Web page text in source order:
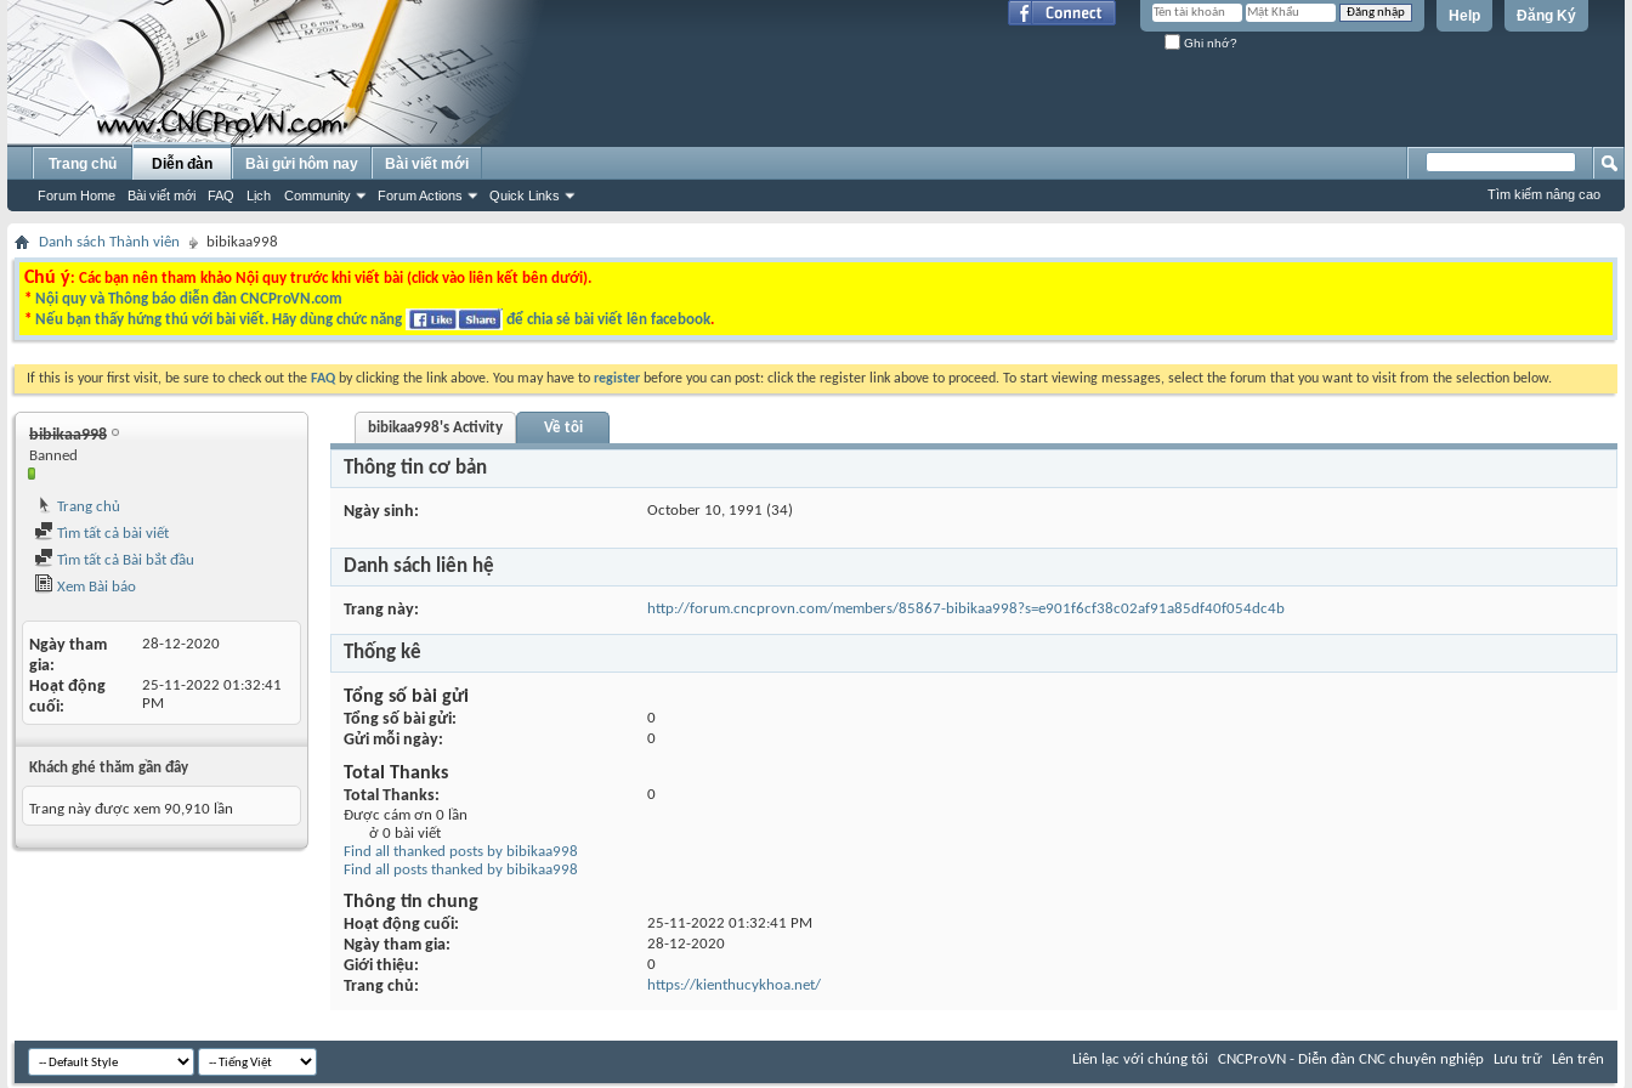
Đăng Ký
Help
Ghi nhớ?
Trang chủ Diễn đàn
Forum Home Bài viết mới FAQ Lịch Community Forum Actions Quick Links
Bài gửi hôm nay Bài viết mới
Tìm kiếm nâng cao
Danh sách Thành viên bibikaa998
Chú ý: Các bạn nên tham khảo Nội quy trước khi viết bài (click vào liên kết bên dưới).
* Nội quy và Thông báo diễn đàn CNCProVN.com
* Nếu bạn thấy hứng thú với bài viết. Hãy dùng chức năng để chia sẻ bài viết lên facebook.
If this is your first visit, be sure to check out the FAQ by clicking the link above. You may have to register before you can post: click the register link above to proceed. To start viewing messages, select the forum that you want to visit from the selection below.
bibikaa998
Banned
Trang chủ
Tìm tất cả bài viết
Tìm tất cả Bài bắt đầu
Xem Bài báo
Ngày tham
gia
28-12-2020
Hoạt động
cuối
25-11-2022 01:32:41
PM
Khách ghé thăm gần đây
Trang này được xem 90,910 lần
bibikaa998's Activity Về tôi
Thông tin cơ bản
Ngày sinh October 10, 1991 (34)
Danh sách liên hệ
Trang này http://forum.cncprovn.com/members/85867-bibikaa998?s=e901f6cf38c02af91a85df40f054dc4b
Thống kê
Tổng số bài gửi
Tổng số bài gửi 0
Gửi mỗi ngày 0
Total Thanks
Total Thanks
0
Được cám ơn 0 lần
ở 0 bài viết
Find all thanked posts by bibikaa998
Find all posts thanked by bibikaa998
Thông tin chung
Hoạt động cuối 25-11-2022 01:32:41 PM
Ngày tham gia 28-12-2020
Giới thiệu 0
Trang chủ https://kienthucykhoa.net/
Liên lạc với chúng tôi CNCProVN - Diễn đàn CNC chuyên nghiệp Lưu trữ Lên trên